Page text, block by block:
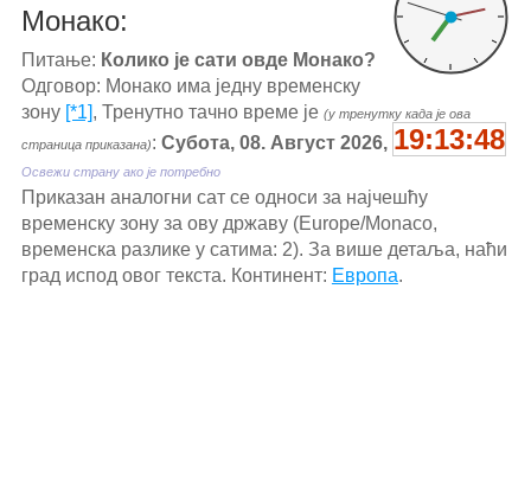
Монако:
Питање: Колико је сати овде Монако?
Одговор: Монако има једну временску
зону [*1], Тренутно тачно време је (у тренутку када је ова
страница приказана): Субота, 08. Август 2026, 19:13:48
Освежи страну ако је потребно
Приказан аналогни сат се односи за најчешћу
временску зону за ову државу (Europe/Monaco,
временска разлике у сатима: 2). За више детаља, наћи
град испод овог текста. Континент: Европа.